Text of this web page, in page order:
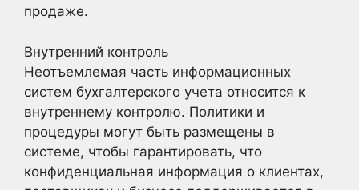
продаже.
Внутренний контроль
Неотъемлемая часть информационных
систем бухгалтерского учета относится к
внутреннему контролю. Политики и
процедуры могут быть размещены в
системе, чтобы гарантировать, что
конфиденциальная информация о клиентах,